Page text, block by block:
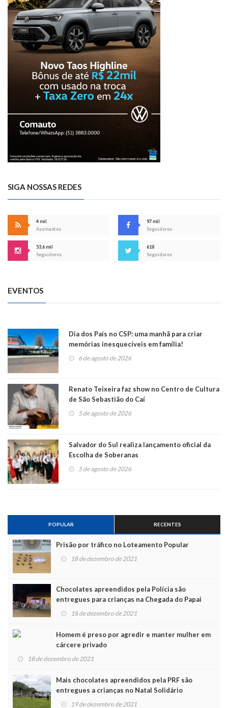
SIGA NOSSAS REDES
4 mil
Assinantes
97 mil
Seguidores
53,6 mil
Seguidores
618
Seguidores
EVENTOS
Dia dos Pais no CSP: uma manhã para criar
memórias inesquecíveis em família!
6 de agosto de 2026
Renato Teixeira faz show no Centro de Cultura
de São Sebastião do Caí
5 de agosto de 2026
Salvador do Sul realiza lançamento oficial da
Escolha de Soberanas
5 de agosto de 2026
POPULAR RECENTES
Prisão por tráfico no Loteamento Popular
18 de dezembro de 2021
Chocolates apreendidos pela Polícia são
entregues para crianças na Chegada do Papai
Noel
18 de dezembro de 2021
Homem é preso por agredir e manter mulher em
cárcere privado
18 de dezembro de 2021
Mais chocolates apreendidos pela PRF são
entregues a crianças no Natal Solidário
19 de dezembro de 2021